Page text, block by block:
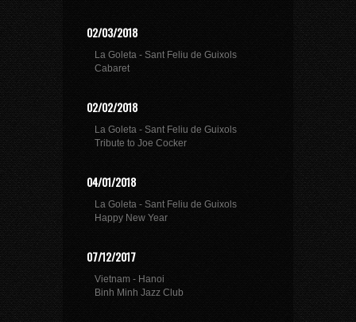
02/03/2018
La Goleta - Sant Feliu de Guixols
Cabaret
02/02/2018
La Goleta - Sant Feliu de Guixols
Tribute to Joe Cocker
04/01/2018
La Goleta - Sant Feliu de Guixols
Happy New Year
07/12/2017
Vietnam - Hanoi
Binh Minh Jazz Club